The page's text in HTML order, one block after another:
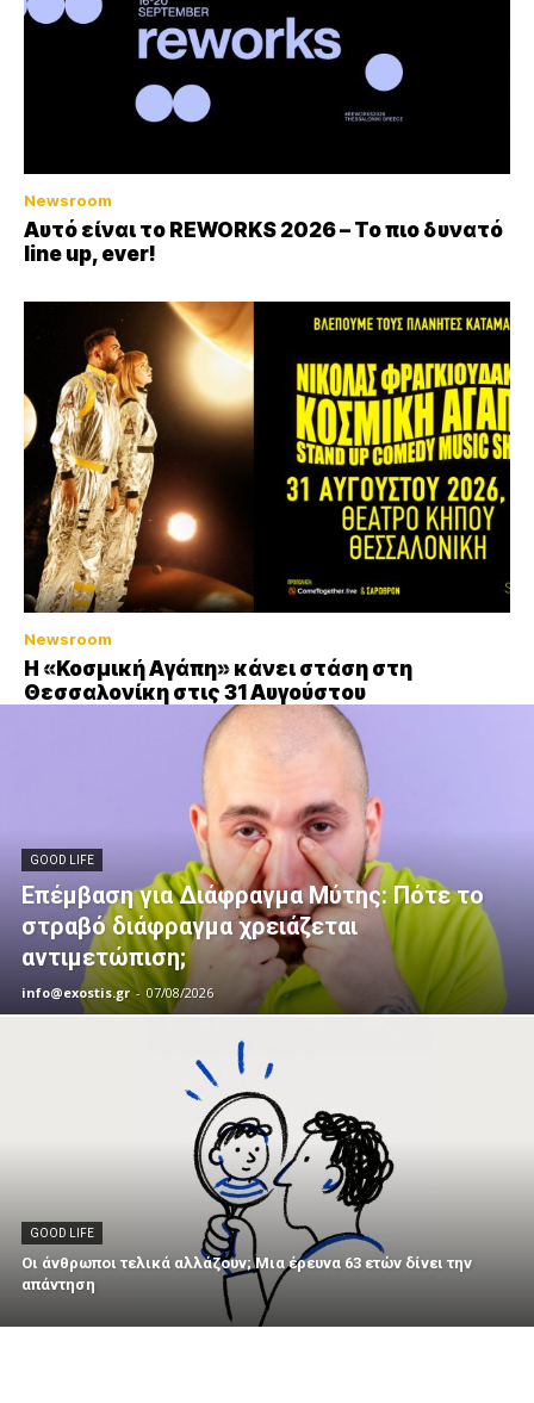
Newsroom
Αυτό είναι το REWORKS 2026 – Το πιο δυνατό
line up, ever!
Newsroom
Η «Κοσμική Αγάπη» κάνει στάση στη
Θεσσαλονίκη στις 31 Αυγούστου
GOOD LIFE
Επέμβαση για Διάφραγμα Μύτης: Πότε το
στραβό διάφραγμα χρειάζεται
αντιμετώπιση;
info@exostis.gr - 07/08/2026
GOOD LIFE
Οι άνθρωποι τελικά αλλάζουν; Μια έρευνα 63 ετών δίνει την
απάντηση